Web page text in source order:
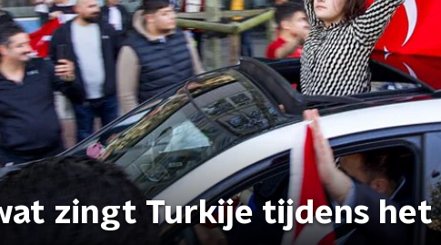
zingt Turkije tijdens het